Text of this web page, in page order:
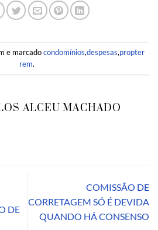
e marcadocondomínios,despesas,propter
rem.
ALCEU MACHADO
DE
COMISSÃO DE
CORRETAGEM SÓ É DEVIDA
QUANDO HÁ CONSENSO